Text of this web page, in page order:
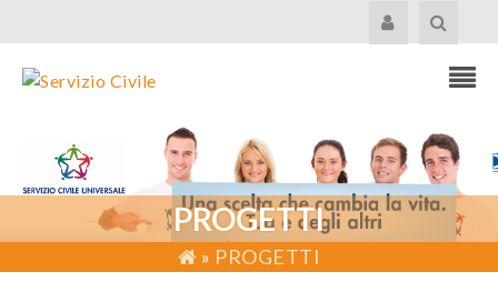
PROGETTI
» PROGETTI